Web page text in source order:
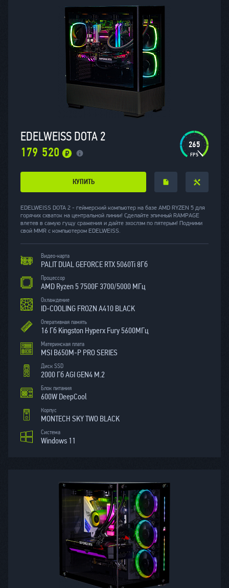
EDELWEISS DOTA 2
179 520
265
КУПИТЬ
EDELWEISS DOTA 2 - геймерский компьютер на базе AMD RYZEN 5 для
горячих схваток на центральной линии! Сделайте эпичный RAMPAGE
влетев в самую гущу сражения и дайте эхослэм по пятерым! Подними
свой MMR с компьютером EDELWEISS.
Видео-карта
PALIT DUAL GЕFORCE RTX 5060Ti 8Гб
Процессор
AMD Ryzen 5 7500F 3700/5000 МГц
Охлаждение
ID-COOLING FROZN A410 BLACK
Оперативная память
16 Гб Kingston Hyperx Fury 5600МГц
Материнская плата
MSI B650M-P PRO SERIES
Диск SSD
2000 Гб AGI GEN4 M.2
Блок питания
600W DeepCool
Корпус
MONTECH SKY TWO BLACK
Система
Windows 11